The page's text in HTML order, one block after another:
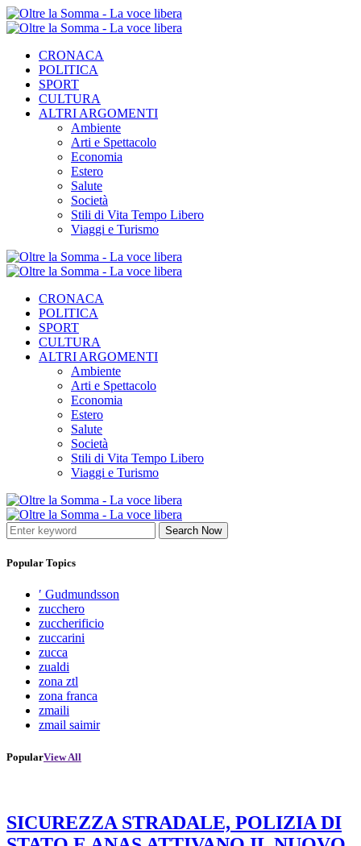
CRONACA
POLITICA
SPORT
CULTURA
ALTRI ARGOMENTI
Ambiente
Arti e Spettacolo
Economia
Estero
Salute
Società
Stili di Vita Tempo Libero
Viaggi e Turismo
CRONACA
POLITICA
SPORT
CULTURA
ALTRI ARGOMENTI
Ambiente
Arti e Spettacolo
Economia
Estero
Salute
Società
Stili di Vita Tempo Libero
Viaggi e Turismo
Search Now
Popular Topics
′ Gudmundsson
zucchero
zuccherificio
zuccarini
zucca
zualdi
zona ztl
zona franca
zmaili
zmail saimir
PopularView All
SICUREZZA STRADALE, POLIZIA DI